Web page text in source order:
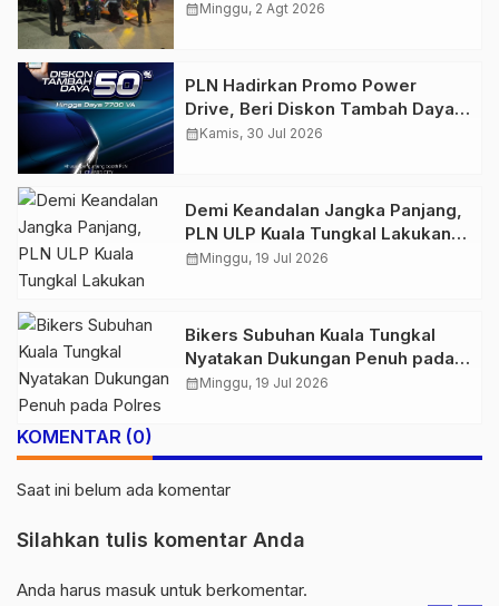
Amankan Belasan Kendaraan
calendar_monthMinggu, 2 Agt 2026
PLN Hadirkan Promo Power
Drive, Beri Diskon Tambah Daya
50% di Ajang GIIAS 2026
calendar_monthKamis, 30 Jul 2026
Demi Keandalan Jangka Panjang,
PLN ULP Kuala Tungkal Lakukan
Pemeliharaan Jaringan Berkala
calendar_monthMinggu, 19 Jul 2026
Bikers Subuhan Kuala Tungkal
Nyatakan Dukungan Penuh pada
Polres Tanjab Barat Berantas
calendar_monthMinggu, 19 Jul 2026
KOMENTAR (0)
Saat ini belum ada komentar
Silahkan tulis komentar Anda
Anda harus masuk untuk berkomentar.